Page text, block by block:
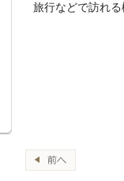
旅行などで訪れる